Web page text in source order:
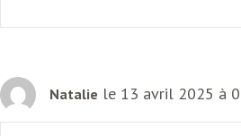
Natalie le 13 avril 2025 à